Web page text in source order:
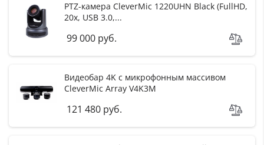
PTZ-камера CleverMic 1220UHN Black (FullHD,
20x, USB 3.0,...
99 000 руб.
Видеобар 4K с микрофонным массивом
CleverMic Array V4K3M
121 480 руб.